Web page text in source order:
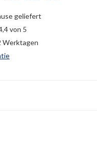
geliefert
von 5
Werktagen